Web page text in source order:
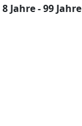
8 Jahre - 99 Jahre